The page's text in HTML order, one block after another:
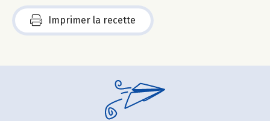
Imprimer la recette